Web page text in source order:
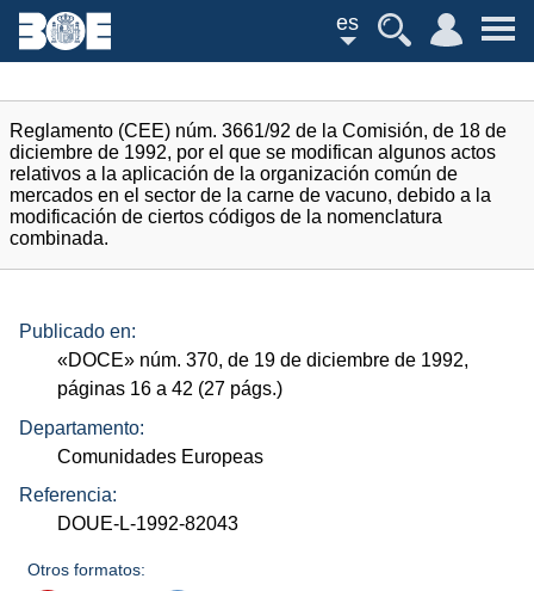
es
Reglamento (CEE) núm. 3661/92 de la Comisión, de 18 de
diciembre de 1992, por el que se modifican algunos actos
relativos a la aplicación de la organización común de
mercados en el sector de la carne de vacuno, debido a la
modificación de ciertos códigos de la nomenclatura
combinada.
Publicado en:
«DOCE» núm. 370, de 19 de diciembre de 1992,
páginas 16 a 42 (27 págs.)
Departamento:
Comunidades Europeas
Referencia:
DOUE-L-1992-82043
Otros formatos: